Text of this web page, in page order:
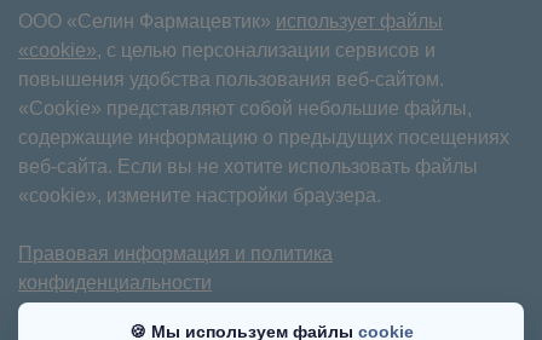
ООО «Селин Фармацевтик» использует файлы
«cookie», с целью персонализации сервисов и
повышения удобства пользования веб-сайтом.
«Cookie» представляют собой небольшие файлы,
содержащие информацию о предыдущих посещениях
веб-сайта. Если вы не хотите использовать файлы
«cookie», измените настройки браузера.
Правовая информация и политика
конфиденциальности
Имеются противопоказания. Требуется
🍪 Мы используем файлы cookie